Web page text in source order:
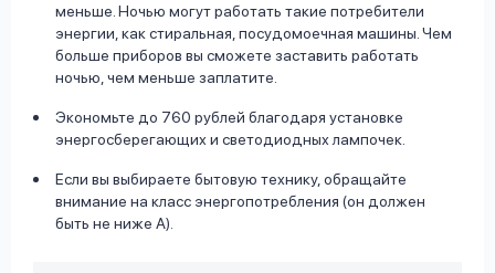
меньше. Ночью могут работать такие потребители
энергии, как стиральная, посудомоечная машины. Чем
больше приборов вы сможете заставить работать
ночью, чем меньше заплатите.
Экономьте до 760 рублей благодаря установке
энергосберегающих и светодиодных лампочек.
Если вы выбираете бытовую технику, обращайте
внимание на класс энергопотребления (он должен
быть не ниже А).